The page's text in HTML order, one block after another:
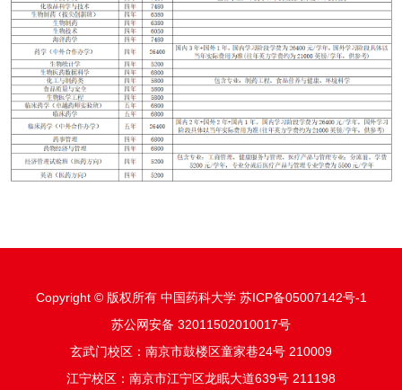
Copyright © 版权所有 中国药科大学 苏ICP备05007142号-1
苏公网安备 32011502010017号
玄武门校区：南京市鼓楼区童家巷24号 210009
江宁校区：南京市江宁区龙眠大道639号 211198